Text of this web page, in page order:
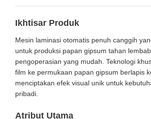
Ikhtisar Produk
Mesin laminasi otomatis penuh canggih
untuk produksi papan gipsum tahan
pengoperasian yang mudah. Teknologi
film ke permukaan papan gipsum berlapis
menciptakan efek visual unik untuk
pribadi.
Atribut Utama